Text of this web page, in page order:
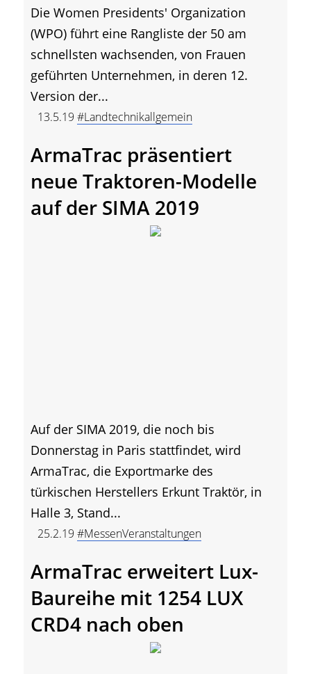
Die Women Presidents' Organization
(WPO) führt eine Rangliste der 50 am
schnellsten wachsenden, von Frauen
geführten Unternehmen, in deren 12.
Version der...
13.5.19 #Landtechnikallgemein
ArmaTrac präsentiert
neue Traktoren-Modelle
auf der SIMA 2019
Auf der SIMA 2019, die noch bis
Donnerstag in Paris stattfindet, wird
ArmaTrac, die Exportmarke des
türkischen Herstellers Erkunt Traktör, in
Halle 3, Stand...
25.2.19 #MessenVeranstaltungen
ArmaTrac erweitert Lux-
Baureihe mit 1254 LUX
CRD4 nach oben